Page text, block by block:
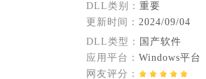
DLL类别： 重要
更新时间： 2024/09/04
DLL类型：
国产软件
应用平台： Windows平台
网友评分：